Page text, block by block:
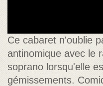
Ce cabaret n'oublie
antinomique avec le
soprano lorsqu'elle
gémissements.